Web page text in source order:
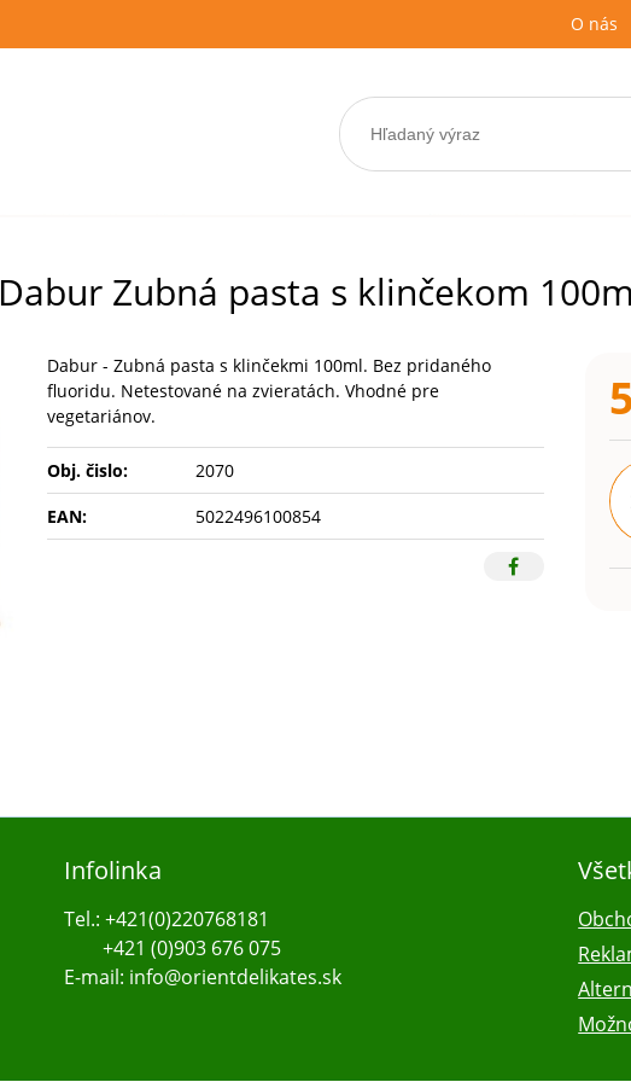
O nás
Dabur Zubná pasta s klinčekom
Dabur - Zubná pasta s klinčekmi 100ml. Bez pridaného
fluoridu. Netestované na zvieratách. Vhodné pre
vegetariánov.
Obj. čislo:
2070
EAN:
5022496100854
Infolinka
Tel.: +421(0)220768181
+421 (0)903 676 075
E-mail: info@orientdelikates.sk